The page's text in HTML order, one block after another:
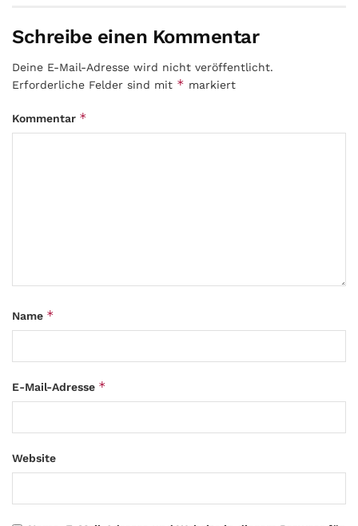
Schreibe einen Kommentar
Deine E-Mail-Adresse wird nicht veröffentlicht.
Erforderliche Felder sind mit * markiert
Kommentar *
Name *
E-Mail-Adresse *
Website